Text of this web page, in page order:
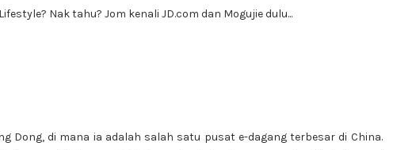
Nak tahu? Jom kenali JD.com dan Mogujie dulu...
Dong, di mana ia adalah salah satu pusat e-dagang terbesar di China.